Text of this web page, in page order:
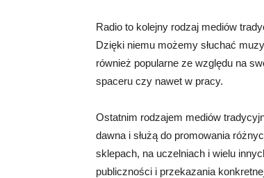
Radio to kolejny rodzaj mediów
Dzięki niemu możemy słuchać
również popularne ze względu na
spaceru czy nawet w pracy.
Ostatnim rodzajem mediów
dawna i służą do promowania
sklepach, na uczelniach i wielu
publiczności i przekazania